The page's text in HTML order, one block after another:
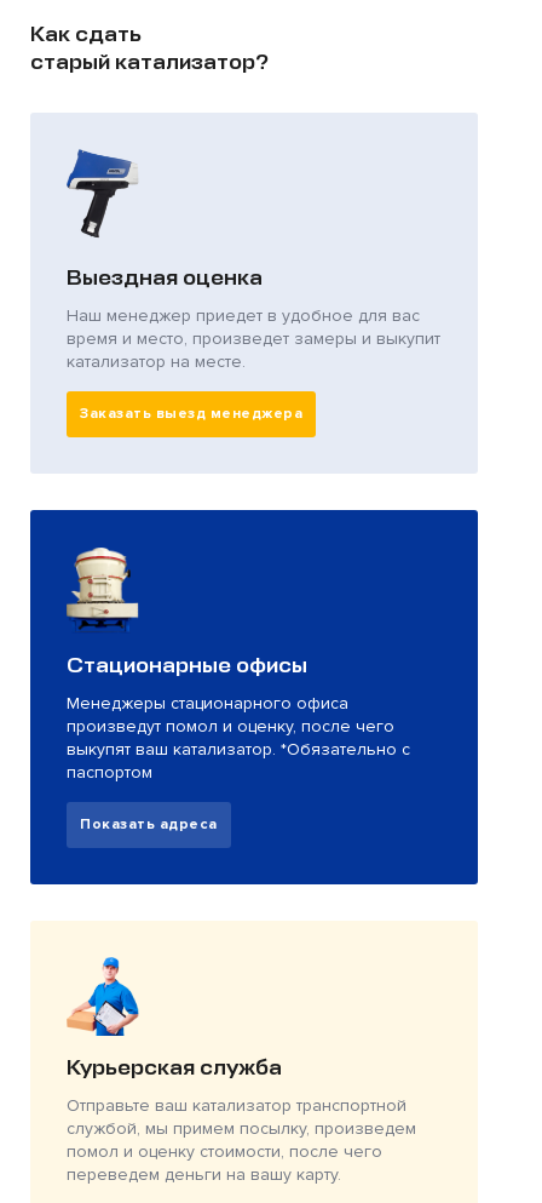
Как сдать
старый катализатор?
Выездная оценка
Наш менеджер приедет в удобное для вас
время и место, произведет замеры и выкупит
катализатор на месте.
Заказать выезд менеджера
Стационарные офисы
Менеджеры стационарного офиса
произведут помол и оценку, после чего
выкупят ваш катализатор. *Обязательно с
паспортом
Показать адреса
Курьерская служба
Отправьте ваш катализатор транспортной
службой, мы примем посылку, произведем
помол и оценку стоимости, после чего
переведем деньги на вашу карту.